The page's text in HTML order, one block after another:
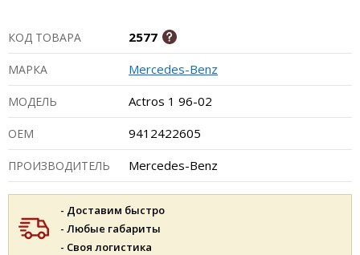
КОД ТОВАРА 2577
МАРКА Mercedes-Benz
МОДЕЛЬ Actros 1 96-02
ОЕМ 9412422605
ПРОИЗВОДИТЕЛЬ Mercedes-Benz
- Доставим быстро
- Любые габариты
- Своя логистика